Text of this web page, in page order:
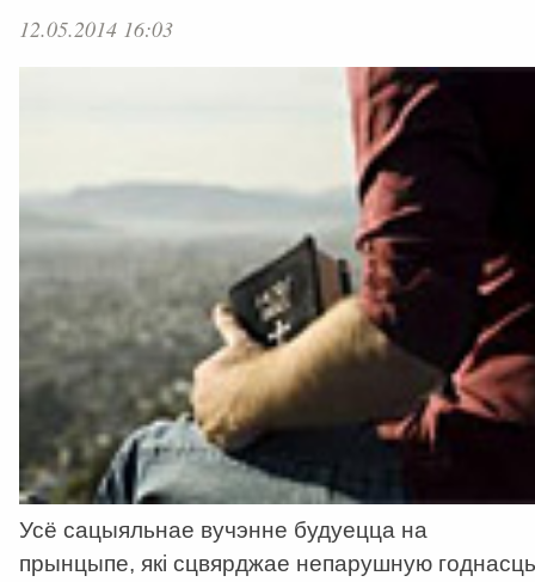
12.05.2014 16:03
Усё сацыяльнае вучэнне будуецца на
прынцыпе, які сцвярджае непарушную годнасць